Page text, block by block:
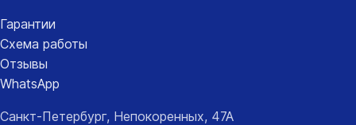
Гарантии
Схема работы
Отзывы
WhatsApp
Санкт-Петербург, Непокоренных, 47А